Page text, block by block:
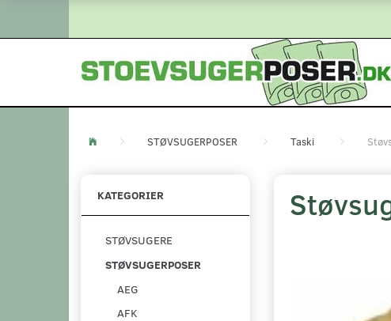
STØVSUGERPOSER Taski
KATEGORIER
STØVSUGERE
STØVSUGERPOSER
AEG
AFK